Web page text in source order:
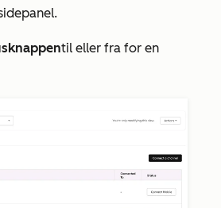
til eller fra for en